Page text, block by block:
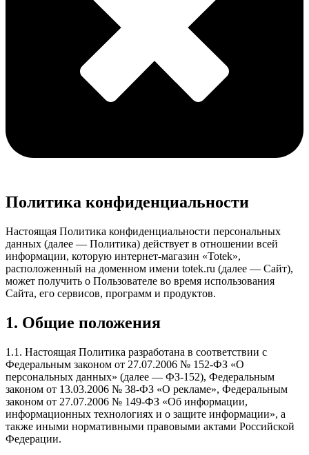
Политика конфиденциальности
Настоящая Политика конфиденциальности персональных
данных (далее — Политика) действует в отношении всей
информации, которую интернет-магазин «Totek»,
расположенный на доменном имени totek.ru (далее — Сайт),
может получить о Пользователе во время использования
Сайта, его сервисов, программ и продуктов.
1. Общие положения
1.1. Настоящая Политика разработана в соответствии с
Федеральным законом от 27.07.2006 № 152-ФЗ «О
персональных данных» (далее — ФЗ-152), Федеральным
законом от 13.03.2006 № 38-ФЗ «О рекламе», Федеральным
законом от 27.07.2006 № 149-ФЗ «Об информации,
информационных технологиях и о защите информации», а
также иными нормативными правовыми актами Российской
Федерации.